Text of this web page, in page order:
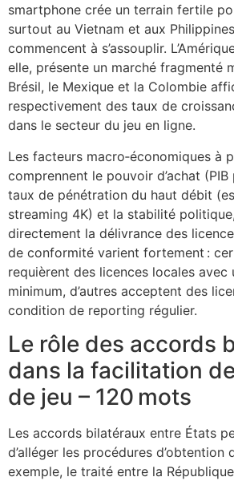
smartphone crée un terrain fertile
surtout au Vietnam et aux
commencent à s’assouplir.
elle, présente un marché fragmenté
Brésil, le Mexique et la Colombie
respectivement des taux de
dans le secteur du jeu en ligne.
Les facteurs macro‑économiques à
comprennent le pouvoir d’achat
taux de pénétration du haut débit
streaming 4K) et la stabilité
directement la délivrance des
de conformité varient fortement :
requièrent des licences locales avec
minimum, d’autres acceptent des
condition de reporting régulier.
Le rôle des accords
dans la facilitation
de jeu – 120 mots
Les accords bilatéraux entre États
d’alléger les procédures d’obtention
exemple, le traité entre la